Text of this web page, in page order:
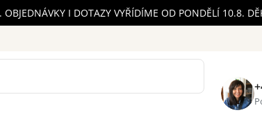
I DOTAZY VYŘÍDÍME OD PONDĚLÍ 10.8.